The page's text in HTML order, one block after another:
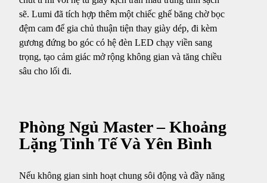
sẽ. Lumi đã tích hợp thêm một chiếc ghế băng chờ bọc
đệm cam để gia chủ thuận tiện thay giày dép, đi kèm
gương đứng bo góc có hệ đèn LED chạy viền sang
trọng, tạo cảm giác mở rộng không gian và tăng chiều
sâu cho lối đi.
Phòng Ngủ Master – Khoảng
Lặng Tinh Tế Và Yên Bình
Nếu không gian sinh hoạt chung sôi động và đầy năng